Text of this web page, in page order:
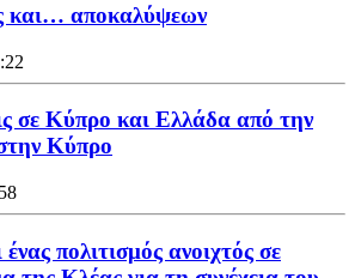
και… αποκαλύψεων
σε Κύπρο και Ελλάδα από την
Κύπρο
πολιτισμός ανοιχτός σε